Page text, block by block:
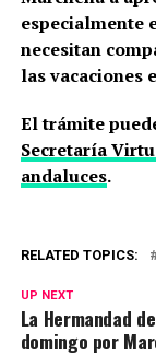
especialmente
necesitan
las vacaciones
El trámite
Secretaría
andaluces.
RELATED TOPICS:
UP NEXT
La Hermandad
domingo por